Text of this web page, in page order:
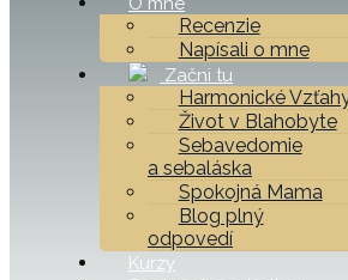
Recenzie
Napísali o mne
Začni tu
Harmonické
Život v Blahobyte
Sebavedomie
a sebaláska
Spokojná Mama
Blog plný
odpovedí
Kurzy